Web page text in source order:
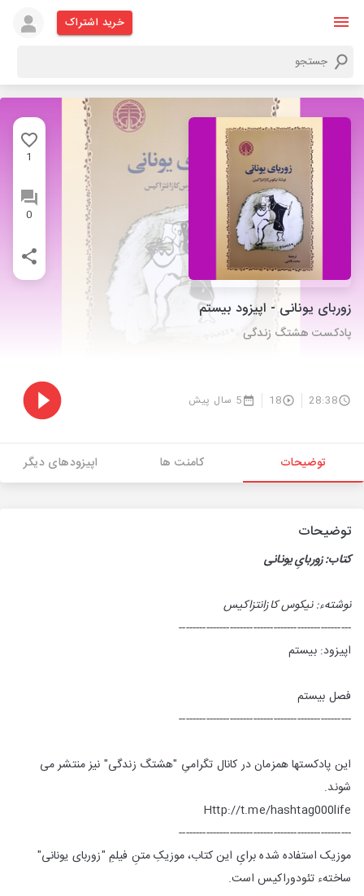
خرید اشتراک
1
0
زوربای یونانی - اپیزود بیستم
پادکست هشتگ زندگی
28:38
18 5 سال پیش
توضیحات کامنت ها اپیزودهای دیگر
توضیحات
کتاب: زوربایِ یونانی
نوشتهء: نیکوس کازانتزاکیس
---------------------------------------------------
اپیزود: بیستم
فصل بیستم
---------------------------------------------------
این پادکستها همزمان در کانال تگرامیِ "هشتگ زندگی" نیز منتشر می
شوند.
Http://t.me/hashtag000life
---------------------------------------------------
موزیک استفاده شده برایِ این کتاب، موزیکِ متنِ فیلمِ "زوربای یونانی"
ساختهء تئودوراکیس است.